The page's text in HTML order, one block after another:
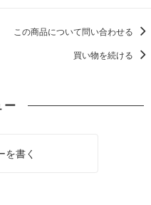
この商品について問い合わせる
買い物を続ける
ー
を書く